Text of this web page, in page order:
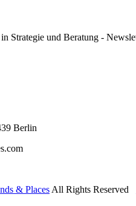
Strategie und Beratung -
Berlin
& Places All Rights Reserved